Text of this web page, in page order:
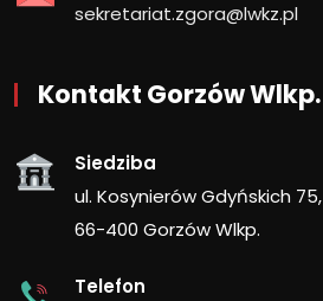
sekretariat.zgora@lwkz.pl
Kontakt Gorzów Wlkp.
Siedziba
ul. Kosynierów Gdyńskich 75,
66-400 Gorzów Wlkp.
Telefon